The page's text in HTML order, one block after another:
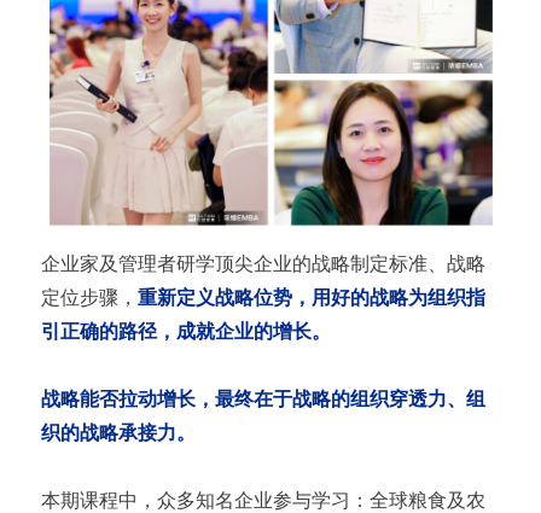
企业家及管理者研学顶尖企业的战略制定标准、战略
定位步骤， 重新定义战略位势，用好的战略为组织指
引正确的路径，成就企业的增长。
战略能否拉动增长，最终在于战略的组织穿透力、组
织的战略承接力。
本期课程中，众多知名企业参与学习：全球粮食及农